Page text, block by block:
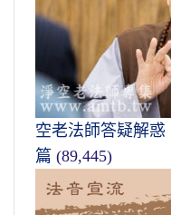
空老法師答疑解
篇 (89,445)